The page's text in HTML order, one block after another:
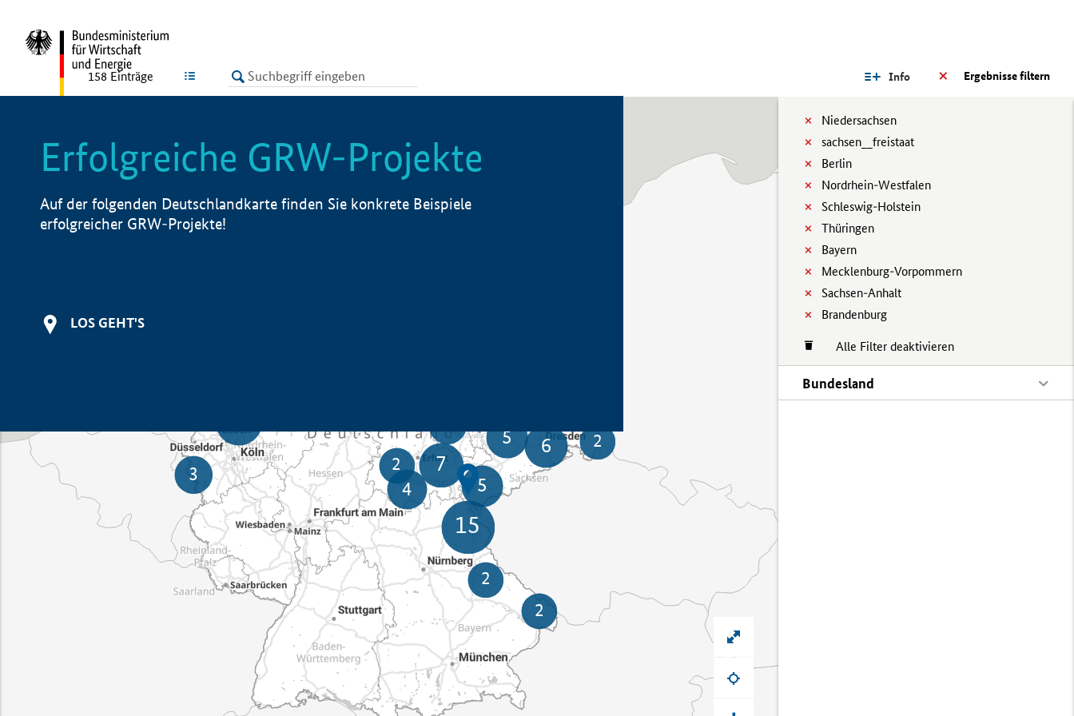
LISTE Ergebnisse filtern
Info
Niedersachsen
sachsen__freistaat
Berlin
Nordrhein-Westfalen
Schleswig-Holstein
Thüringen
Bayern
Mecklenburg-Vorpommern
Sachsen-Anhalt
Brandenburg
Alle Filter deaktivieren
Bundesland
158 Einträge
Erfolgreiche GRW-Projekte
Auf der folgenden Deutschlandkarte finden Sie konkrete Beispiele
erfolgreicher GRW-Projekte!
LOS GEHT'S